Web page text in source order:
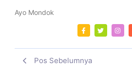
Ayo Mondok
Pos Sebelumnya